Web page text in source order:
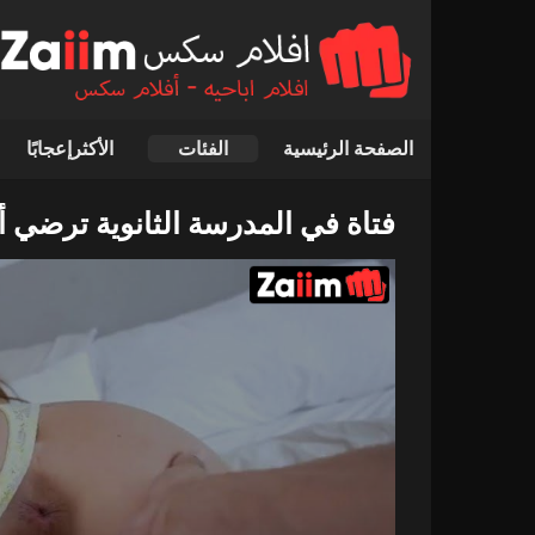
الصفحة الرئيسية الفئات الأكثرإعجابًا
فتاة في المدرسة الثانوية